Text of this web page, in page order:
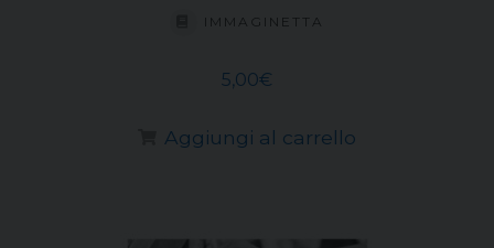
IMMAGINETTA
5,00€
Aggiungi al carrello